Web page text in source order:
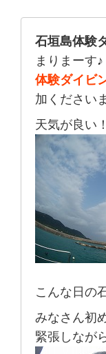
石垣島体験
まりまーす♪
体験ダイビ
加ください
天気が良い
こんな日の
みなさん初
緊張しなが